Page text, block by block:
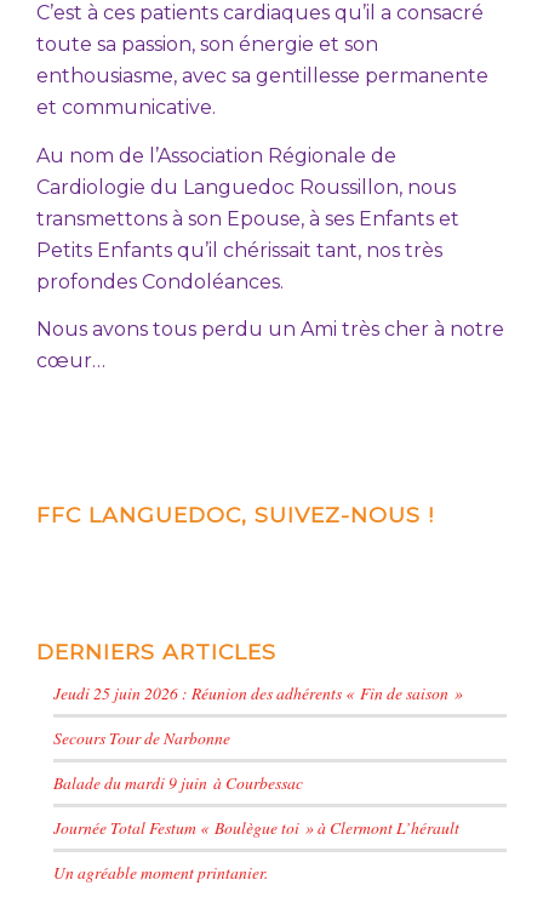
C’est à ces patients cardiaques qu’il a consacré
toute sa passion, son énergie et son
enthousiasme, avec sa gentillesse permanente
et communicative.
Au nom de l’Association Régionale de
Cardiologie du Languedoc Roussillon, nous
transmettons à son Epouse, à ses Enfants et
Petits Enfants qu’il chérissait tant, nos très
profondes Condoléances.
Nous avons tous perdu un Ami très cher à notre
cœur…
FFC LANGUEDOC, SUIVEZ-NOUS !
DERNIERS ARTICLES
Jeudi 25 juin 2026 : Réunion des adhérents « Fin de saison »
Secours Tour de Narbonne
Balade du mardi 9 juin à Courbessac
Journée Total Festum « Boulègue toi » à Clermont L’hérault
Un agréable moment printanier.